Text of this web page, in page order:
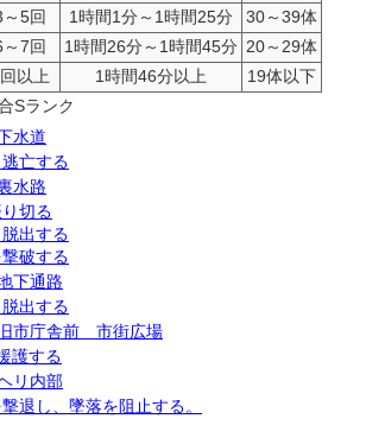
～5回 1時間1分～1時間25分
30～39体
～7回 1時間26分～1時間45分 20～29体
以上 1時間46分以上
19体以下
Sランク
水道
亡する
水路
切る
出する
破する
下通路
出する
市庁舎前 市街広場
護する
リ内部
退し、墜落を阻止する。